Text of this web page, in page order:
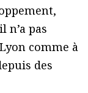
n’a pas
comme à
des